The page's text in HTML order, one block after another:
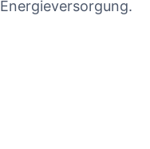
Energieversorgung.